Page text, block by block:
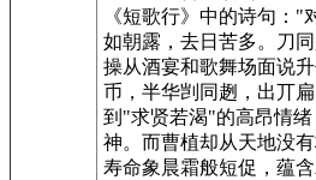
《短歌行》中的诗句："
如朝露，去日苦多。刀
操从酒宴和歌舞场面说
币，半华剀同趔，出丌
到"求贤若渴"的高昂情
神。而曹植却从天地没
寿命象晨霜般短促，蕴